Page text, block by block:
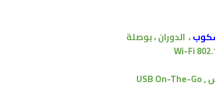
، الدوران ،بوصلة
Wi-Fi
, USB On-The-Go